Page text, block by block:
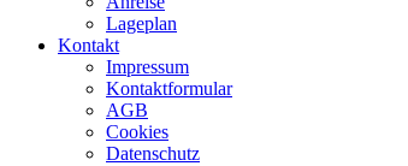
Lageplan
Kontakt
Impressum
Kontaktformular
AGB
Cookies
Datenschutz